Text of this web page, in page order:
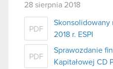
28 sierpnia 2018
PDF
Skonsolidowany
2018 r. ESPI
PDF
Sprawozdanie
Kapitałowej CD